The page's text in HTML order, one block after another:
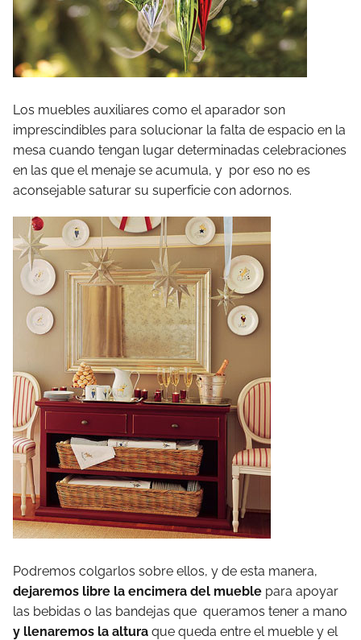
Los muebles auxiliares como el aparador son
imprescindibles para solucionar la falta de espacio en la
mesa cuando tengan lugar determinadas celebraciones
en las que el menaje se acumula, y por eso no es
aconsejable saturar su superficie con adornos.
Podremos colgarlos sobre ellos, y de esta manera,
dejaremos libre la encimera del mueble para apoyar
las bebidas o las bandejas que queramos tener a mano
y llenaremos la altura que queda entre el mueble y el